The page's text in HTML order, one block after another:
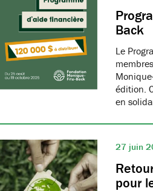
Back
Le
édition.
en
27 juin
pour